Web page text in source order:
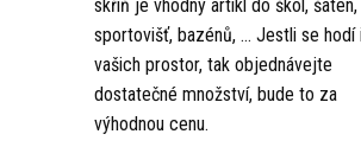
skříň je vhodný artikl do škol, šaten,
sportovišť, bazénů, … Jestli se hodí
vašich prostor, tak objednávejte
dostatečné množství, bude to za
výhodnou cenu.